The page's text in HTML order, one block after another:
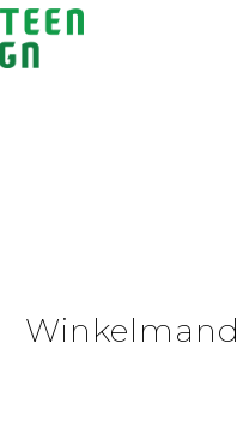
Winkelmand